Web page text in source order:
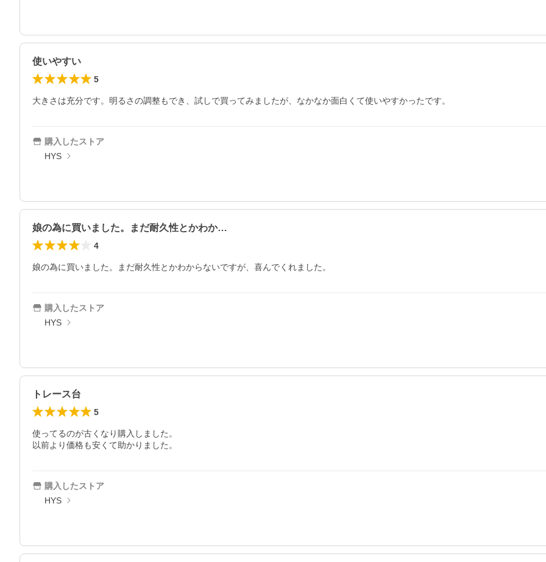
使いやすい
5
大きさは充分です。明るさの調整もでき、試しで買ってみましたが、なかなか面白くて使いやすかったです。
購入したストア
HYS
娘の為に買いました。まだ耐久性とかわか…
4
娘の為に買いました。まだ耐久性とかわからないですが、喜んでくれました。
購入したストア
HYS
トレース台
5
使ってるのが古くなり購入しました。
以前より価格も安くて助かりました。
購入したストア
HYS